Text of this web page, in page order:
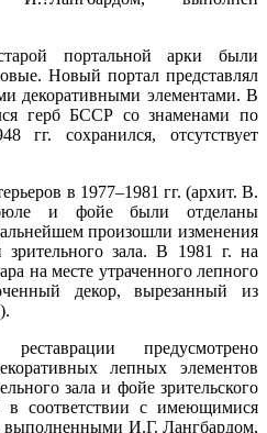
портальной арки были
Новый портал представлял
декоративными элементами. В
герб БССР со знаменами по
гг. сохранился, отсутствует
в 1977–1981 гг. (архит. В.
и фойе были отделаны
произошли изменения
зала. В 1981 г. на
на месте утраченного лепного
декор, вырезанный из
предусмотрено
лепных элементов
зала и фойе зрительского
в соответствии с имеющимися
выполненными И.Г. Лангбардом,